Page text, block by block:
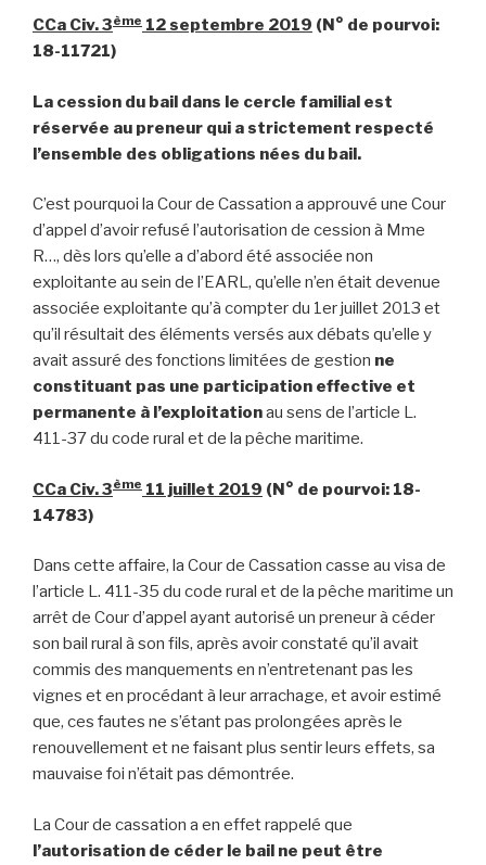
CCa Civ. 3ème 12 septembre 2019 (N° de pourvoi:
18-11721)
La cession du bail dans le cercle familial est
réservée au preneur qui a strictement respecté
l’ensemble des obligations nées du bail.
C’est pourquoi la Cour de Cassation a approuvé une Cour
d’appel d’avoir refusé l’autorisation de cession à Mme
R…, dès lors qu’elle a d’abord été associée non
exploitante au sein de l’EARL, qu’elle n’en était devenue
associée exploitante qu’à compter du 1er juillet 2013 et
qu’il résultait des éléments versés aux débats qu’elle y
avait assuré des fonctions limitées de gestion ne
constituant pas une participation effective et
permanente à l’exploitationau sens de l’article L.
411-37 du code rural et de la pêche maritime.
CCa Civ. 3ème 11 juillet 2019 (N° de pourvoi: 18-
14783)
Dans cette affaire, la Cour de Cassation casse au visa de
l’article L. 411-35 du code rural et de la pêche maritime un
arrêt de Cour d’appel ayant autorisé un preneur à céder
son bail rural à son fils, après avoir constaté qu’il avait
commis des manquements en n’entretenant pas les
vignes et en procédant à leur arrachage, et avoir estimé
que, ces fautes ne s’étant pas prolongées après le
renouvellement et ne faisant plus sentir leurs effets, sa
mauvaise foi n’était pas démontrée.
La Cour de cassation a en effet rappelé que
l’autorisation de céder le bail ne peut être